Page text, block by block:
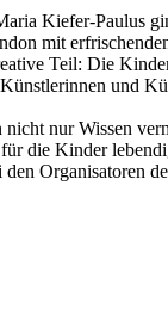
Kiefer-Paulus
mit
Teil: Die
und
nur Wissen
die Kinder
Organisatoren